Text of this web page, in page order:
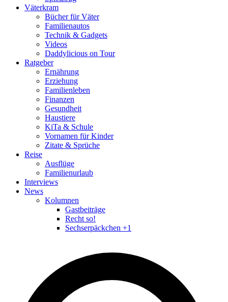
Väterkram
Bücher für Väter
Familienautos
Technik & Gadgets
Videos
Daddylicious on Tour
Ratgeber
Ernährung
Erziehung
Familienleben
Finanzen
Gesundheit
Haustiere
KiTa & Schule
Vornamen für Kinder
Zitate & Sprüche
Reise
Ausflüge
Familienurlaub
Interviews
News
Kolumnen
Gastbeiträge
Recht so!
Sechserpäckchen +1